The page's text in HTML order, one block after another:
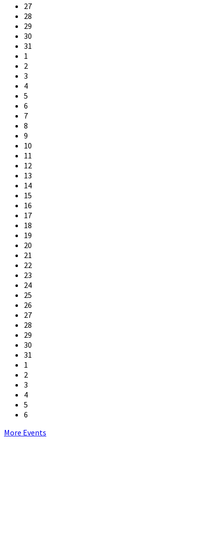
Skip
calendar
days
27
28
29
30
31
1
2
3
4
5
6
7
8
9
10
11
12
13
14
15
16
17
18
19
20
21
22
23
24
25
26
27
28
29
30
31
1
2
3
4
5
6
Back
More Events